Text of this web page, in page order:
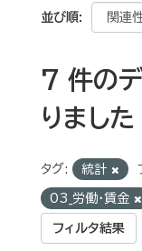
並び順
7 件の
りました
タグ: 統計
03_労働・賃金
フィルタ結果